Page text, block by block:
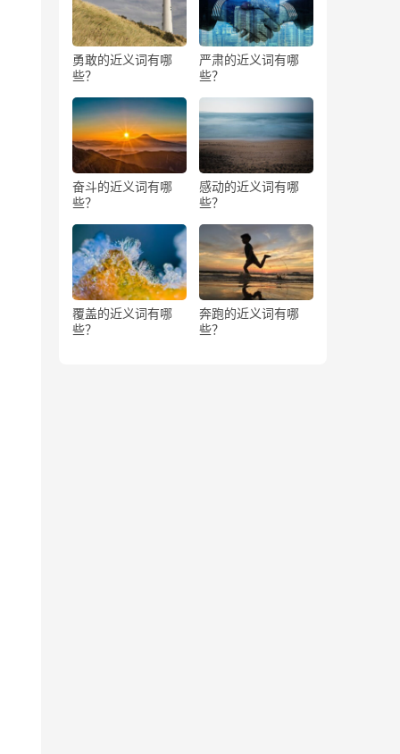
勇敢的近义词有哪
些？
严肃的近义词有哪
些？
奋斗的近义词有哪
些？
感动的近义词有哪
些？
覆盖的近义词有哪
些？
奔跑的近义词有哪
些？